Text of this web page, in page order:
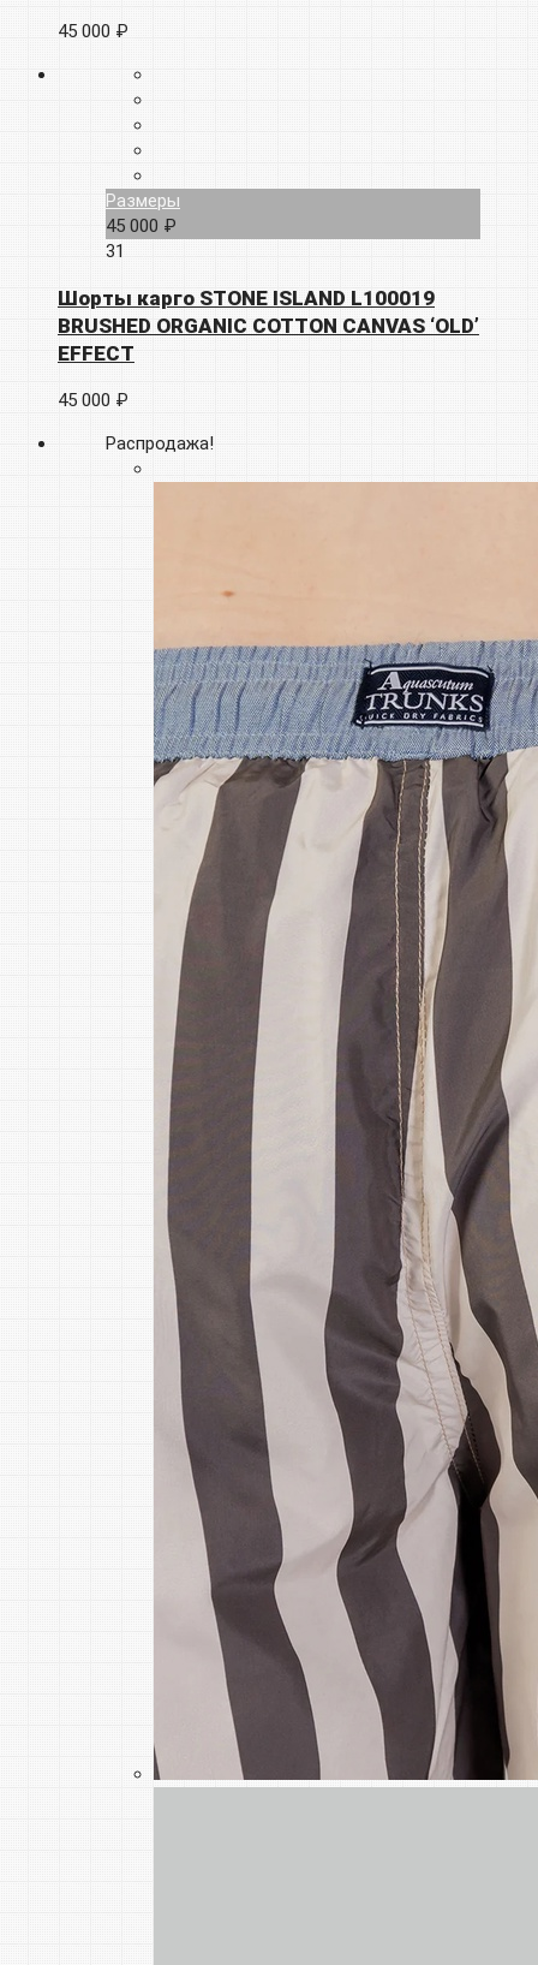
45 000 ₽
Размеры
45 000 ₽
31
Шорты карго STONE ISLAND L100019
BRUSHED ORGANIC COTTON CANVAS ‘OLD’
EFFECT
45 000 ₽
Распродажа!